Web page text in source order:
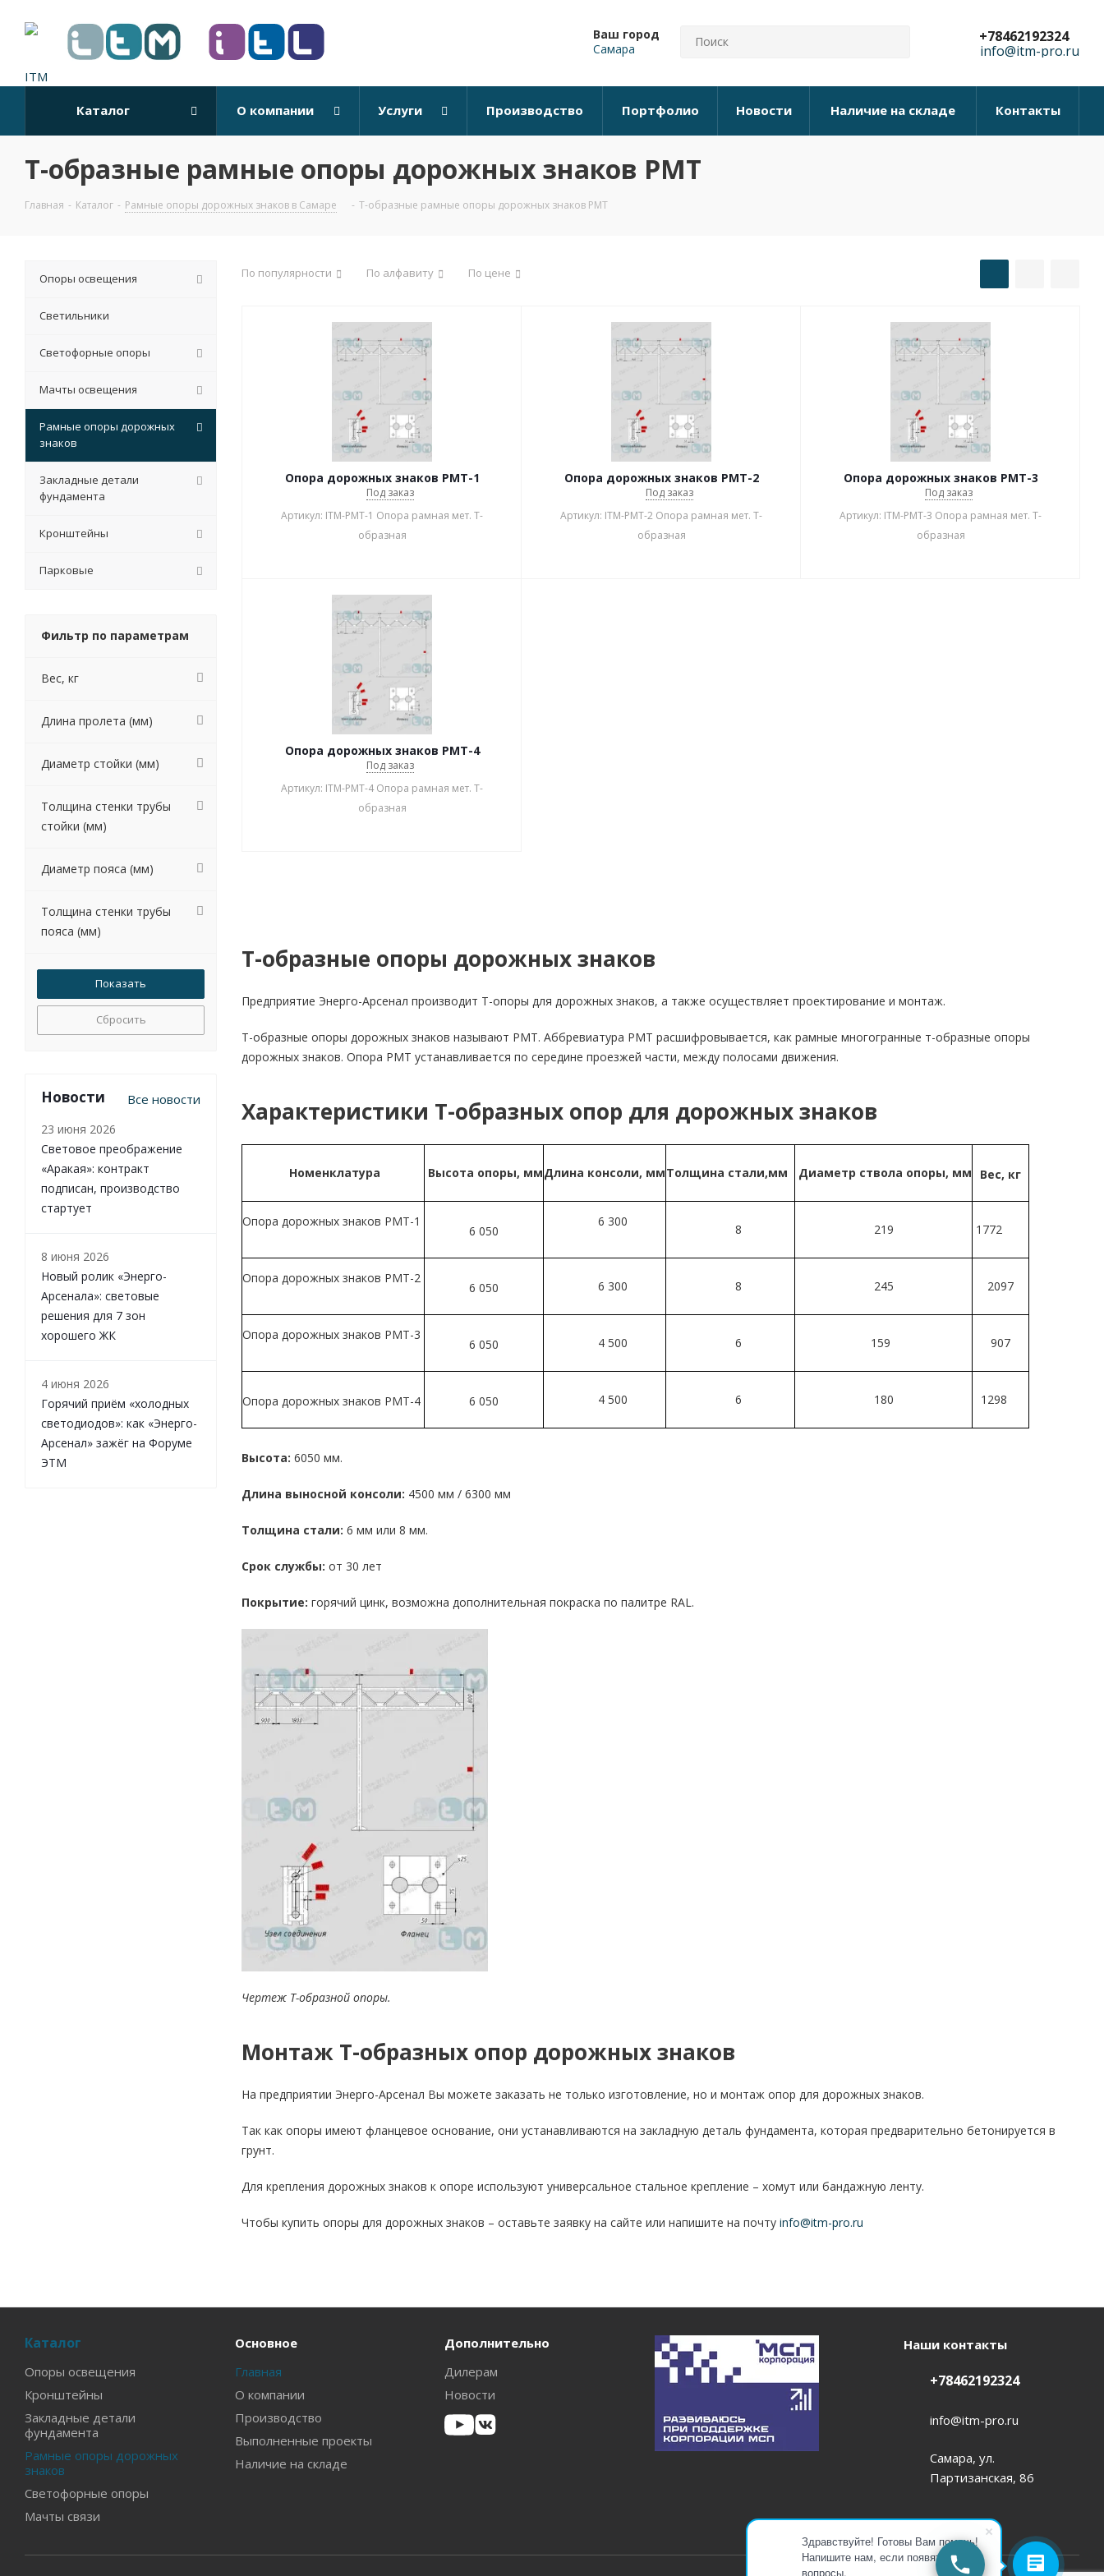
Здравствуйте! Готовы Вам помочь!
Напишите нам, если появятся
вопросы.
Ваш город
Самара
+78462192324
info@itm-pro.ru
Каталог О компании Услуги Производство Портфолио Новости Наличие на складе Контакты
Т-образные рамные опоры дорожных знаков РМТ
Главная - Каталог - Рамные опоры дорожных знаков в Самаре - Т-образные рамные опоры дорожных знаков РМТ
По популярности По алфавиту По цене
Опора дорожных знаков РМТ-1
Под заказ
Артикул: ITM-РМТ-1 Опора рамная мет. Т-
образная
Опора дорожных знаков РМТ-2
Под заказ
Артикул: ITM-РМТ-2 Опора рамная мет. Т-
образная
Опора дорожных знаков РМТ-3
Под заказ
Артикул: ITM-РМТ-3 Опора рамная мет. Т-
образная
Опора дорожных знаков РМТ-4
Под заказ
Артикул: ITM-РМТ-4 Опора рамная мет. Т-
образная
Т-образные опоры дорожных знаков
Предприятие Энерго-Арсенал производит Т-опоры для дорожных знаков, а также осуществляет проектирование и монтаж.
Т-образные опоры дорожных знаков называют РМТ. Аббревиатура РМТ расшифровывается, как рамные многогранные т-образные опоры
дорожных знаков. Опора РМТ устанавливается по середине проезжей части, между полосами движения.
Характеристики Т-образных опор для дорожных знаков
Номенклатура Высота опоры, ммДлина консоли, ммТолщина стали,мм Диаметр ствола опоры, мм Вес, кг
Опора дорожных знаков РМТ-1
6 050
6 300
8 219 1772
Опора дорожных знаков РМТ-2
6 050 6 300 8 245 2097
Опора дорожных знаков РМТ-3
6 050 4 500 6 159 907
Опора дорожных знаков РМТ-4 6 050 4 500 6 180 1298
Высота: 6050 мм.
Длина выносной консоли: 4500 мм / 6300 мм
Толщина стали: 6 мм или 8 мм.
Срок службы: от 30 лет
Покрытие: горячий цинк, возможна дополнительная покраска по палитре RAL.
Чертеж Т-образной опоры.
Монтаж Т-образных опор дорожных знаков
На предприятии Энерго-Арсенал Вы можете заказать не только изготовление, но и монтаж опор для дорожных знаков.
Так как опоры имеют фланцевое основание, они устанавливаются на закладную деталь фундамента, которая предварительно бетонируется в
грунт.
Для крепления дорожных знаков к опоре используют универсальное стальное крепление – хомут или бандажную ленту.
Чтобы купить опоры для дорожных знаков – оставьте заявку на сайте или напишите на почту info@itm-pro.ru
Опоры освещения
Светильники
Светофорные опоры
Мачты освещения
Рамные опоры дорожных
знаков
Закладные детали
фундамента
Кронштейны
Парковые
Фильтр по параметрам
Вес, кг
Длина пролета (мм)
Диаметр стойки (мм)
Толщина стенки трубы
стойки (мм)
Диаметр пояса (мм)
Толщина стенки трубы
пояса (мм)
Сбросить
Новости Все новости
23 июня 2026
Световое преображение
«Аракая»: контракт
подписан, производство
стартует
8 июня 2026
Новый ролик «Энерго-
Арсенала»: световые
решения для 7 зон
хорошего ЖК
4 июня 2026
Горячий приём «холодных
светодиодов»: как «Энерго-
Арсенал» зажёг на Форуме
ЭТМ
Каталог
Опоры освещения
Кронштейны
Закладные детали
фундамента
Рамные опоры дорожных
знаков
Светофорные опоры
Мачты связи
Основное
Главная
О компании
Производство
Выполненные проекты
Наличие на складе
Дополнительно
Дилерам
Новости
Наши контакты
+78462192324
info@itm-pro.ru
Самара, ул.
Партизанская, 86